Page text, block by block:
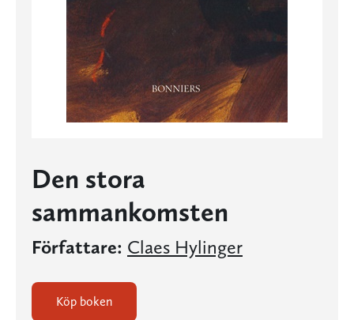
Den stora
sammankomsten
Författare: Claes Hylinger
Köp boken